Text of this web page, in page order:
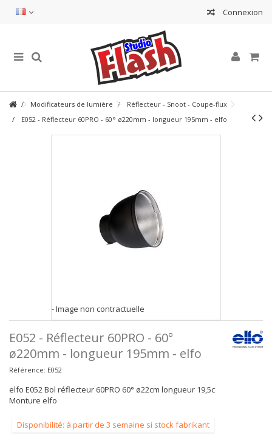
Connexion
Modificateurs de lumière
Réflecteur - Snoot - Coupe-flux
E052 - Réflecteur 60PRO - 60° ø220mm - longueur 195mm - elfo
- Image non contractuelle
E052 - Réflecteur 60PRO - 60°
ø220mm - longueur 195mm - elfo
Référence: E052
elfo E052 Bol réflecteur 60PRO 60° ø22cm longueur 19,5c
Monture elfo
Disponibilité: à partir de 3 semaine si stock fabrikant